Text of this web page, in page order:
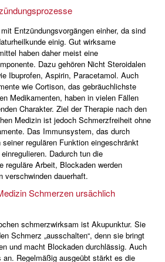
Entzündungsvorgängen einher, da sind
einig. Gut wirksame
haben daher meist eine
Dazu gehören Nicht Steroidalen
Ibuprofen, Aspirin, Paracetamol. Auch
wie Cortison, das gebräuchlichste
Medikamenten, haben in vielen Fällen
Charakter. Ziel der Therapie nach den
Medizin ist jedoch Schmerzfreiheit ohne
Das Immunsystem, das durch
regulären Funktion eingeschränkt
Dadurch tun die
reguläre Arbeit, Blockaden werden
verschwinden dauerhaft.
Schmerzen ursächlich
schmerzwirksam ist Akupunktur. Sie
Schmerz „ausschalten“, denn sie bringt
und macht Blockaden durchlässig. Auch
an. Regelmäßig ausgeübt stärkt es die